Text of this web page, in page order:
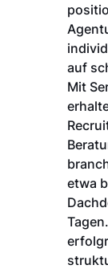
auf
Mit
etwa